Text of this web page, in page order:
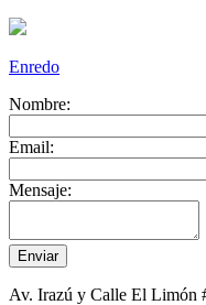
Enredo
Nombre:
Email:
Mensaje:
Av. Irazú y Calle El Limón